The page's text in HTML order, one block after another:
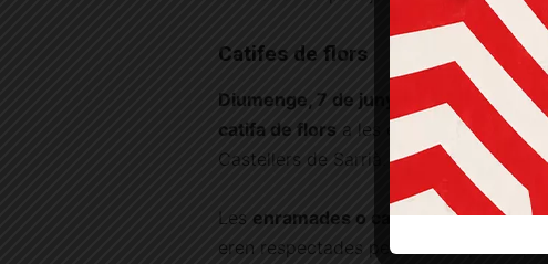
Catifes de flors
Diumenge, 7 de juny,
de les 8.00 a
catifa de flors a les escales de la
Castellers de Sarrià.
Les enramades o catifes de florssón
eren respectades per tots els